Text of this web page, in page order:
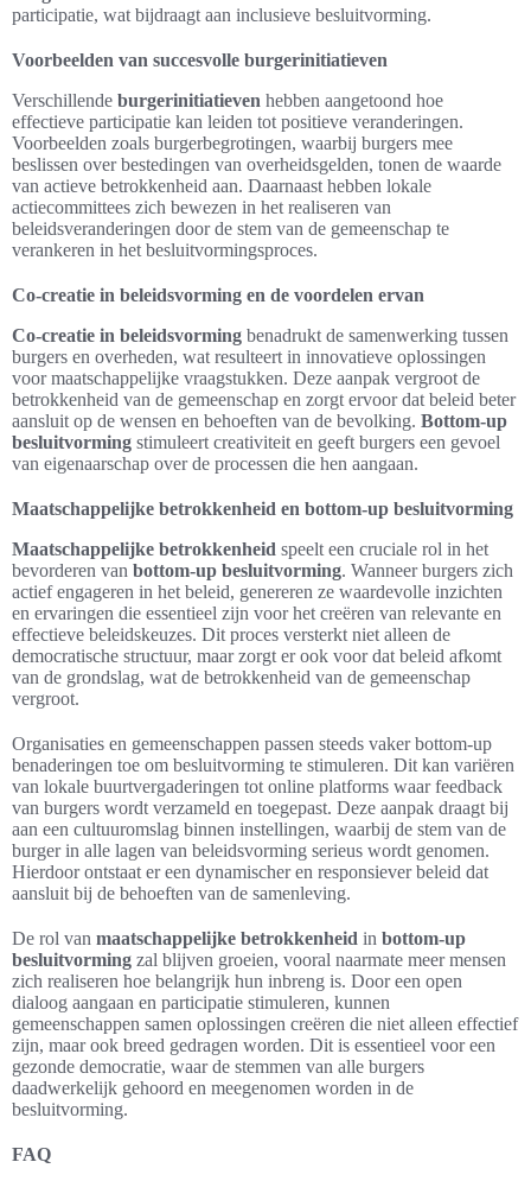
participatie, wat bijdraagt aan inclusieve besluitvorming.
Voorbeelden van succesvolle burgerinitiatieven
Verschillende burgerinitiatieven hebben aangetoond hoe
effectieve participatie kan leiden tot positieve veranderingen.
Voorbeelden zoals burgerbegrotingen, waarbij burgers mee
beslissen over bestedingen van overheidsgelden, tonen de waarde
van actieve betrokkenheid aan. Daarnaast hebben lokale
actiecommittees zich bewezen in het realiseren van
beleidsveranderingen door de stem van de gemeenschap te
verankeren in het besluitvormingsproces.
Co-creatie in beleidsvorming en de voordelen ervan
Co-creatie in beleidsvorming benadrukt de samenwerking tussen
burgers en overheden, wat resulteert in innovatieve oplossingen
voor maatschappelijke vraagstukken. Deze aanpak vergroot de
betrokkenheid van de gemeenschap en zorgt ervoor dat beleid beter
aansluit op de wensen en behoeften van de bevolking. Bottom-up
besluitvorming stimuleert creativiteit en geeft burgers een gevoel
van eigenaarschap over de processen die hen aangaan.
Maatschappelijke betrokkenheid en bottom-up besluitvorming
Maatschappelijke betrokkenheid speelt een cruciale rol in het
bevorderen van bottom-up besluitvorming. Wanneer burgers zich
actief engageren in het beleid, genereren ze waardevolle inzichten
en ervaringen die essentieel zijn voor het creëren van relevante en
effectieve beleidskeuzes. Dit proces versterkt niet alleen de
democratische structuur, maar zorgt er ook voor dat beleid afkomt
van de grondslag, wat de betrokkenheid van de gemeenschap
vergroot.
Organisaties en gemeenschappen passen steeds vaker bottom-up
benaderingen toe om besluitvorming te stimuleren. Dit kan variëren
van lokale buurtvergaderingen tot online platforms waar feedback
van burgers wordt verzameld en toegepast. Deze aanpak draagt bij
aan een cultuuromslag binnen instellingen, waarbij de stem van de
burger in alle lagen van beleidsvorming serieus wordt genomen.
Hierdoor ontstaat er een dynamischer en responsiever beleid dat
aansluit bij de behoeften van de samenleving.
De rol van maatschappelijke betrokkenheid in bottom-up
besluitvorming zal blijven groeien, vooral naarmate meer mensen
zich realiseren hoe belangrijk hun inbreng is. Door een open
dialoog aangaan en participatie stimuleren, kunnen
gemeenschappen samen oplossingen creëren die niet alleen effectief
zijn, maar ook breed gedragen worden. Dit is essentieel voor een
gezonde democratie, waar de stemmen van alle burgers
daadwerkelijk gehoord en meegenomen worden in de
besluitvorming.
FAQ